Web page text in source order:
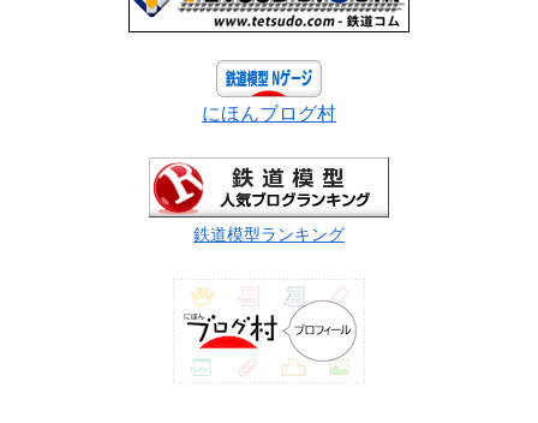
にほんブログ村
鉄道模型ランキング